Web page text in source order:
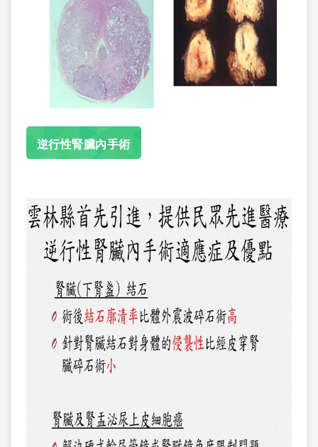
逆行性腎臟內手術